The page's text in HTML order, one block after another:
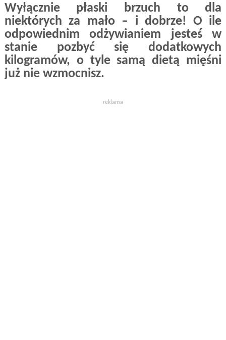
Wyłącznie płaski brzuch to dla
niektórych za mało – i dobrze! O ile
odpowiednim odżywianiem jesteś w
stanie pozbyć się dodatkowych
kilogramów, o tyle samą dietą mięśni
już nie wzmocnisz.
reklama